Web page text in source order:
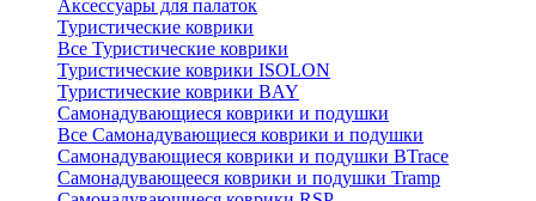
Аксессуары для палаток
Туристические коврики
Все Туристические коврики
Туристические коврики ISOLON
Туристические коврики BAY
Самонадувающиеся коврики и подушки
Все Самонадувающиеся коврики и подушки
Самонадувающиеся коврики и подушки BTrace
Самонадувающееся коврики и подушки Tramp